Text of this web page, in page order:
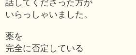
話してくださった方が
いらっしゃいました。
薬を
完全に否定している